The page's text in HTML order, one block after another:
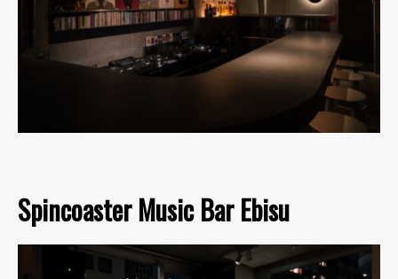
Spincoaster Music Bar Ebisu